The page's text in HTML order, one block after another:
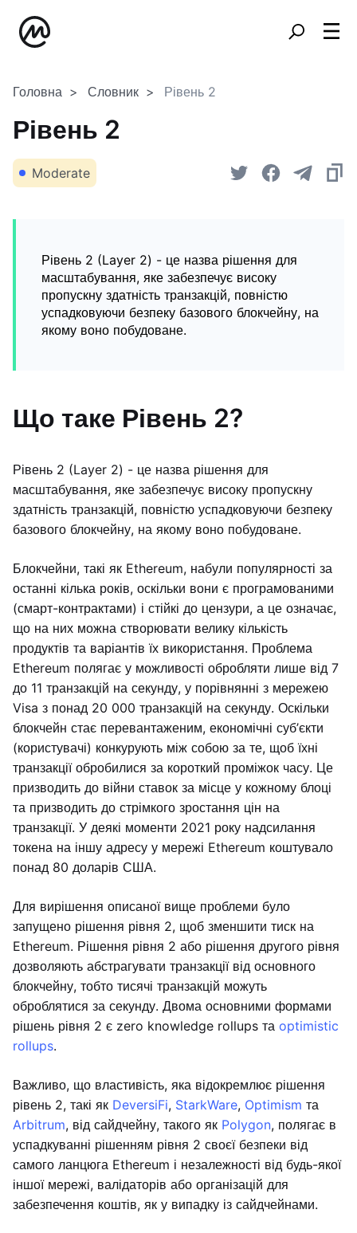
Головна Словник Рівень 2
Рівень 2
Moderate
Рівень 2 (Layer 2) - це назва рішення для
масштабування, яке забезпечує високу
пропускну здатність транзакцій, повністю
успадковуючи безпеку базового блокчейну, на
якому воно побудоване.
Що таке Рівень 2?
Рівень 2 (Layer 2) - це назва рішення для
масштабування, яке забезпечує високу пропускну
здатність транзакцій, повністю успадковуючи безпеку
базового блокчейну, на якому воно побудоване.
Блокчейни, такі як Ethereum, набули популярності за
останні кілька років, оскільки вони є програмованими
(смарт-контрактами) і стійкі до цензури, а це означає,
що на них можна створювати велику кількість
продуктів та варіантів їх використання. Проблема
Ethereum полягає у можливості обробляти лише від 7
до 11 транзакцій на секунду, у порівнянні з мережею
Visa з понад 20 000 транзакцій на секунду. Оскільки
блокчейн стає перевантаженим, економічні суб’єкти
(користувачі) конкурують між собою за те, щоб їхні
транзакції обробилися за короткий проміжок часу. Це
призводить до війни ставок за місце у кожному блоці
та призводить до стрімкого зростання цін на
транзакції. У деякі моменти 2021 року надсилання
токена на іншу адресу у мережі Ethereum коштувало
понад 80 доларів США.
Для вирішення описаної вище проблеми було
запущено рішення рівня 2, щоб зменшити тиск на
Ethereum. Рішення рівня 2 або рішення другого рівня
дозволяють абстрагувати транзакції від основного
блокчейну, тобто тисячі транзакцій можуть
оброблятися за секунду. Двома основними формами
рішень рівня 2 є zero knowledge rollups та optimistic
rollups.
Важливо, що властивість, яка відокремлює рішення
рівень 2, такі як DeversiFi, StarkWare, Optimism та
Arbitrum, від сайдчейну, такого як Polygon, полягає в
успадкуванні рішенням рівня 2 своєї безпеки від
самого ланцюга Ethereum і незалежності від будь-якої
іншої мережі, валідаторів або організацій для
забезпечення коштів, як у випадку із сайдчейнами.